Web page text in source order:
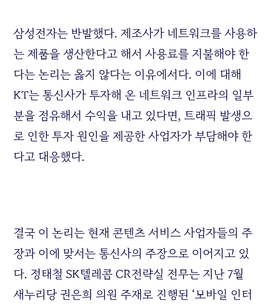
삼성전자는 반발했다. 제조사가 네트워크를 사용하
는 제품을 생산한다고 해서 사용료를 지불해야 한
다는 논리는 옳지 않다는 이유에서다. 이에 대해
KT는 통신사가 투자해 온 네트워크 인프라의 일부
분을 점유해서 수익을 내고 있다면, 트래픽 발생으
로 인한 투자 원인을 제공한 사업자가 부담해야 한
다고 대응했다.
결국 이 논리는 현재 콘텐츠 서비스 사업자들의 주
장과 이에 맞서는 통신사의 주장으로 이어지고 있
다. 정태철 SK텔레콤 CR전략실 전무는 지난 7월
새누리당 권은희 의원 주재로 진행된 ‘모바일 인터